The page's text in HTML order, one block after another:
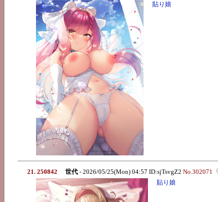
貼り娘
21. 250842 世代 - 2026/05/25(Mon) 04:57 ID:sjTsvgZ2 No.302071
貼り娘